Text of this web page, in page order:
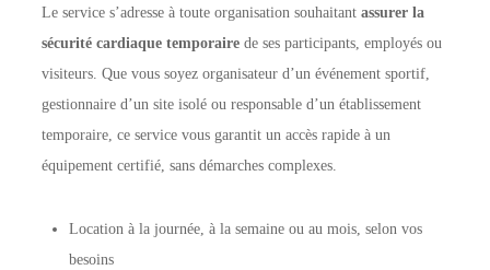
Le service s’adresse à toute organisation souhaitantassurer la
sécurité cardiaque temporaire de ses participants, employés ou
visiteurs. Que vous soyez organisateur d’un événement sportif,
gestionnaire d’un site isolé ou responsable d’un établissement
temporaire, ce service vous garantit un accès rapide à un
équipement certifié, sans démarches complexes.
Location à la journée, à la semaine ou au mois, selon vos
besoins